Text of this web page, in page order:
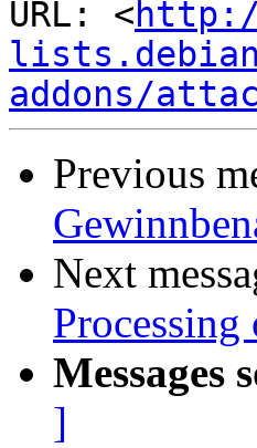
URL: <
addons/
Previous
Next
Messages
]